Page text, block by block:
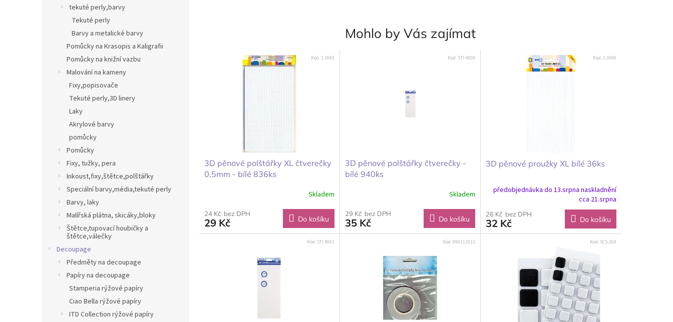
tekuté perly,barvy
Tekuté perly
Barvy a metalické barvy
Pomůcky na Krasopis a Kaligrafii
Pomůcky na knižní vazbu
Malování na kameny
Fixy,popisovače
Tekuté perly,3D linery
Laky
Akrylové barvy
pomůcky
Pomůcky
Fixy, tužky, pera
Inkoust,fixy,štětce,polštářky
Speciální barvy,média,tekuté perly
Barvy, laky
Malířská plátna, skicáky,bloky
Štětce,tupovací houbičky a
štětce,válečky
Decoupage
Předměty na decoupage
Papíry na decoupage
Stamperia rýžové papíry
Ciao Bella rýžové papíry
ITD Collection rýžové papíry
Mohlo by Vás zajímat
3D pěnové polštářky XL čtverečky
0,5mm - bílé 836ks
Skladem
24 Kč bez DPH
29 Kč Do košíku
Kód:3.3093
3D pěnové polštářky čtverečky -
bílé 940ks
Skladem
29 Kč bez DPH
35 Kč Do košíku
Kód: STI 4000
3D pěnové proužky XL bílé 36ks
předobjednávka do 13.srpna naskladnění
cca 21.srpna
26 Kč bez DPH
32 Kč Do košíku
Kód:3.3090
Kód: STI 4001 Kód:090311013 Kód: SCS-268